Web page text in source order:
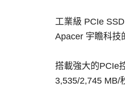
工業級 PCIe
Apacer 宇瞻科技
搭載強大的PCIe
3,535/2,745 MB/